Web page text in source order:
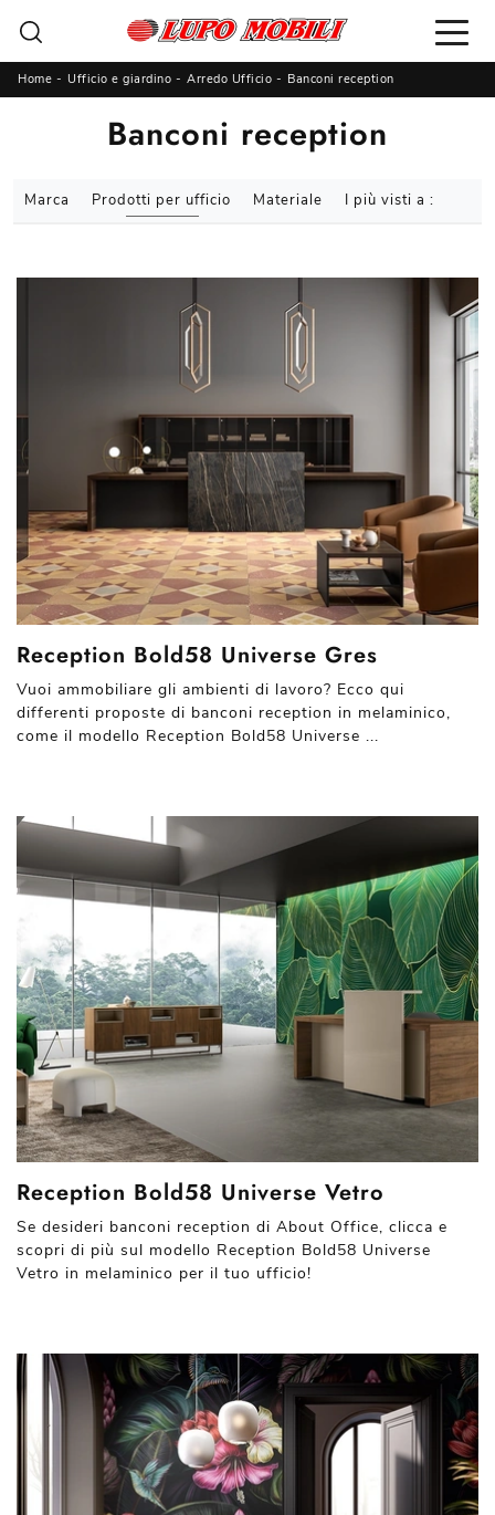
Home - Ufficio e giardino - Arredo Ufficio - Banconi reception
Banconi reception
Marca Prodotti per ufficio Materiale I più visti a :
Reception Bold58 Universe Gres
Vuoi ammobiliare gli ambienti di lavoro? Ecco qui
differenti proposte di banconi reception in melaminico,
come il modello Reception Bold58 Universe ...
Reception Bold58 Universe Vetro
Se desideri banconi reception di About Office, clicca e
scopri di più sul modello Reception Bold58 Universe
Vetro in melaminico per il tuo ufficio!